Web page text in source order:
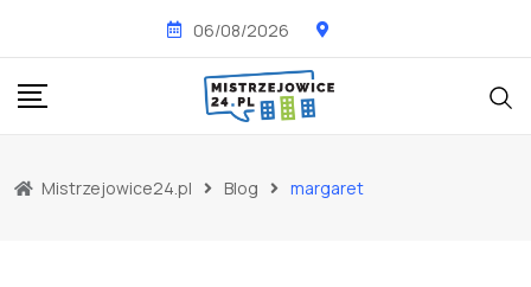
content
06/08/2026
Mistrzejowice24.pl Blog margaret